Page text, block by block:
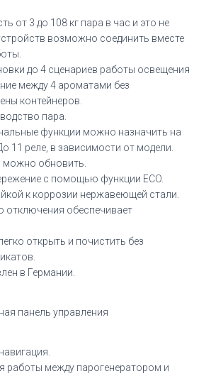
от 3 до 108 кг пара в час и это не
возможно соединить вместе
до 4 сценариев работы освещения
между 4 ароматами без
контейнеров.
пара.
функции можно назначить на
11 реле, в зависимости от модели.
можно обновить.
с помощью функции ECO.
к коррозии нержавеющей стали.
отключения обеспечивает
открыть и почистить без
в Германии.
панель управления
работы между парогенератором и